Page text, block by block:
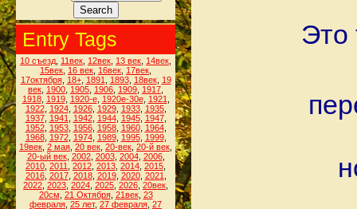
Entry Tags
10 съезд 11век 12век 13 век 14век
15век 16 век 16век 17век
17октября, 18+, 1891 1893, 18век, 19
век 1900 1905 1906 1909 1917
1918, 1919, 1920-е, 1920е-30е, 1921
1922, 1924, 1926, 1929, 1933, 1935,
1937, 1941 1942, 1944, 1945, 1947,
1952, 1953, 1956, 1958, 1960, 1964,
1968, 1972, 1974, 1989, 1995, 1999,
19век 2 мая 20 век 20-век 20-й век
20-ый век, 2002, 2003, 2004, 2006,
2010 2011 2012 2013 2014 2015
2016, 2017, 2018, 2019, 2020, 2021
2022 2023 2024 2025 2026 20век
20см 21 Октября, 21век, 23
февраля 25 лет, 27 февраля 27
Это